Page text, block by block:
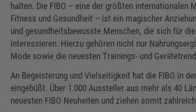
halten. Die FIBO – eine der größten internationalen
Fitness und Gesundheit – ist ein magischer
und gesundheitsbewusste Menschen, die sich für
interessieren. Hierzu gehören nicht nur
Mode sowie die neuesten Trainings- und
An Begeisterung und Vielseitigkeit hat die FIBO in
eingebüßt. Über 1.000 Aussteller aus mehr als 40
neuesten FIBO Neuheiten und ziehen somit